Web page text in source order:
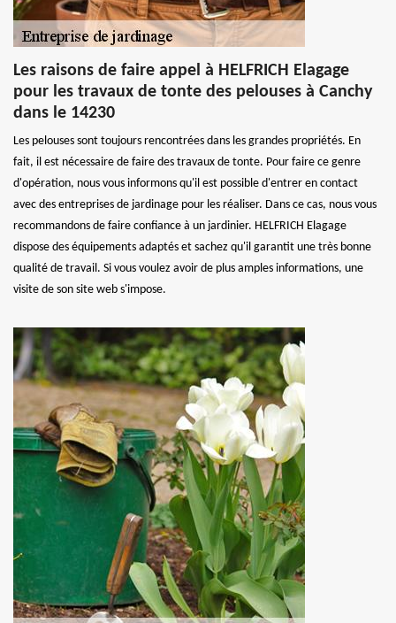
Les raisons de faire appel à HELFRICH Elagage
pour les travaux de tonte des pelouses à Canchy
dans le 14230
Les pelouses sont toujours rencontrées dans les grandes propriétés. En
fait, il est nécessaire de faire des travaux de tonte. Pour faire ce genre
d'opération, nous vous informons qu'il est possible d'entrer en contact
avec des entreprises de jardinage pour les réaliser. Dans ce cas, nous vous
recommandons de faire confiance à un jardinier. HELFRICH Elagage
dispose des équipements adaptés et sachez qu'il garantit une très bonne
qualité de travail. Si vous voulez avoir de plus amples informations, une
visite de son site web s'impose.